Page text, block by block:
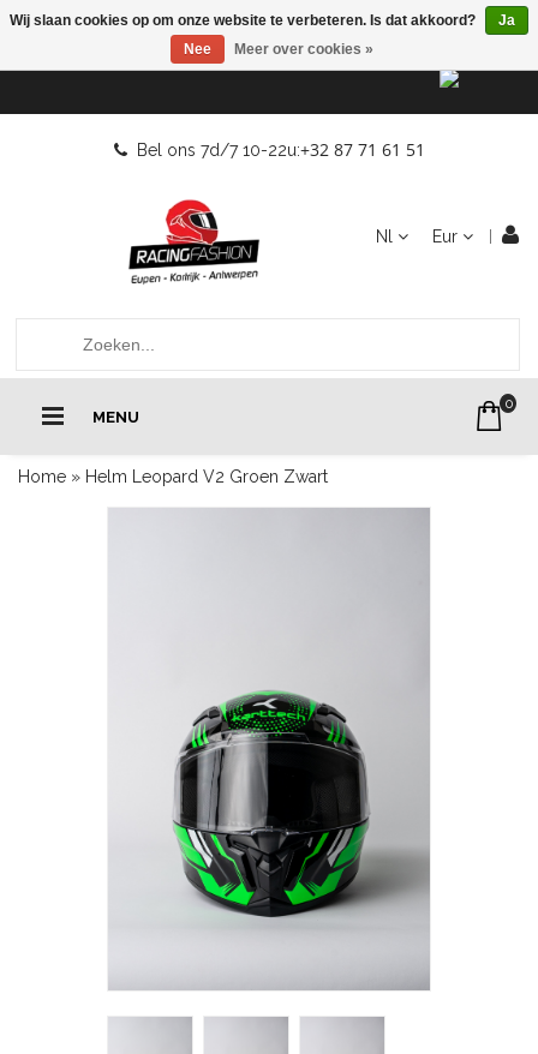
Bel ons 7d/7 10-22u:+32 87 71 61 51
Nl Eur
MENU
0
Home » Helm Leopard V2 Groen Zwart
Wij slaan cookies op om onze website te verbeteren. Is dat akkoord?
Ja
Nee
Meer over cookies »